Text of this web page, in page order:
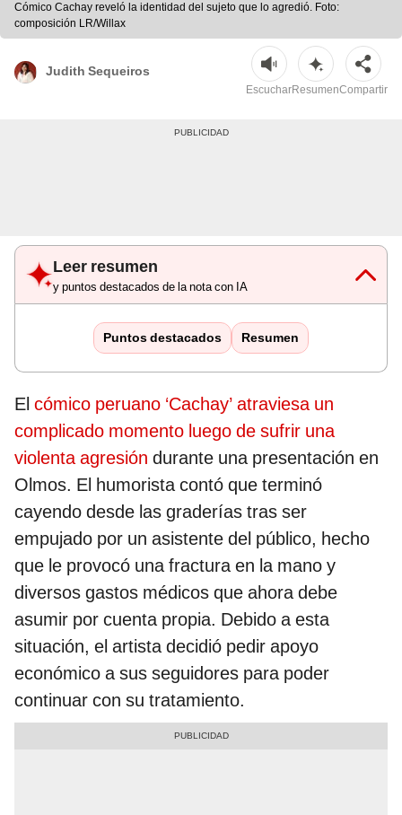
Cómico Cachay reveló la identidad del sujeto que lo agredió. Foto:
composición LR/Willax
Judith Sequeiros
EscucharResumenCompartir
Leer resumen
y puntos destacados de la nota con IA
Puntos destacados Resumen
El cómico peruano ‘Cachay’ atraviesa un
complicado momento luego de sufrir una
violenta agresión durante una presentación en
Olmos. El humorista contó que terminó
cayendo desde las graderías tras ser
empujado por un asistente del público, hecho
que le provocó una fractura en la mano y
diversos gastos médicos que ahora debe
asumir por cuenta propia. Debido a esta
situación, el artista decidió pedir apoyo
económico a sus seguidores para poder
continuar con su tratamiento.